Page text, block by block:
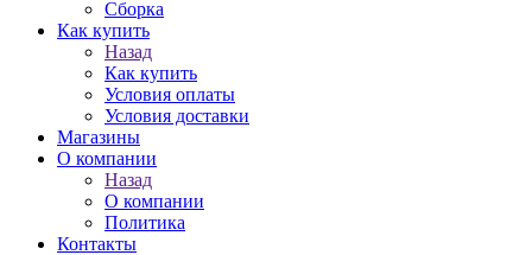
Сборка
Как купить
Назад
Как купить
Условия оплаты
Условия доставки
Магазины
О компании
Назад
О компании
Политика
Контакты